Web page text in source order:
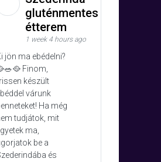
gluténmentes
étterem
1 week 4 hours ago
jön ma ebédelni?
Finom,
készült
várunk
Ha még
tudjátok, mit
ma,
be a
és